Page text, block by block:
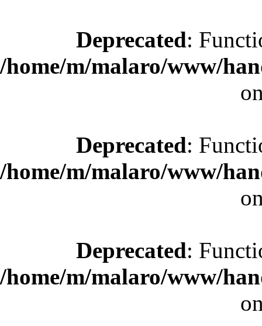
Deprecated:
/home/m/malaro/www/
Deprecated:
/home/m/malaro/www/
Deprecated:
/home/m/malaro/www/